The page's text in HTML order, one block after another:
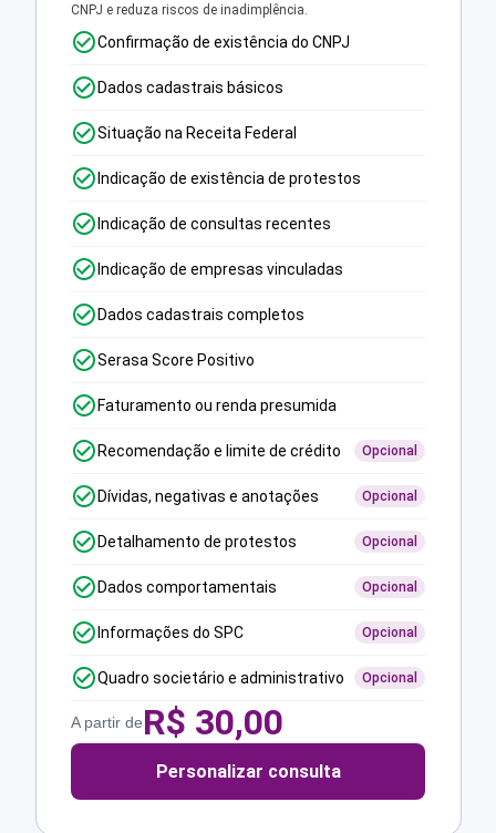
CNPJ e reduza riscos de inadimplência.
Confirmação de existência do CNPJ
Dados cadastrais básicos
Situação na Receita Federal
Indicação de existência de protestos
Indicação de consultas recentes
Indicação de empresas vinculadas
Dados cadastrais completos
Serasa Score Positivo
Faturamento ou renda presumida
Recomendação e limite de crédito Opcional
Dívidas, negativas e anotações Opcional
Detalhamento de protestos Opcional
Dados comportamentais Opcional
Informações do SPC Opcional
Quadro societário e administrativo Opcional
A partir deR$ 30,00
Personalizar consulta